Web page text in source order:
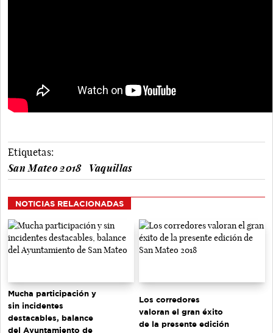
Etiquetas:
San Mateo 2018
Vaquillas
NOTICIAS RELACIONADAS
Mucha participación y
sin incidentes
destacables, balance
del Ayuntamiento de
Los corredores
valoran el gran éxito
de la presente edición